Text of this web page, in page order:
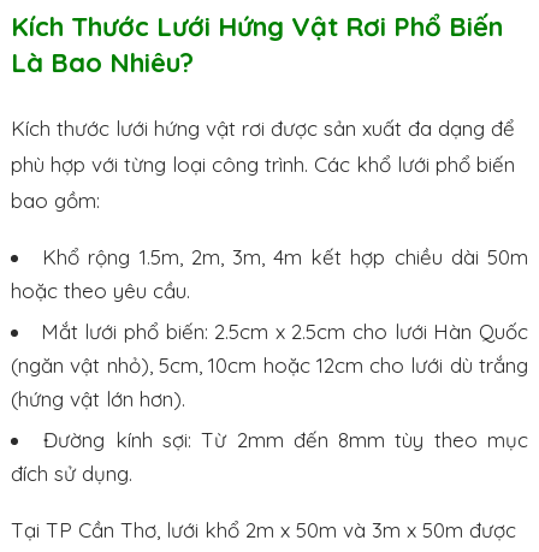
Kích Thước Lưới Hứng Vật Rơi Phổ Biến
Là Bao Nhiêu?
Kích thước lưới hứng vật rơi được sản xuất đa dạng để
phù hợp với từng loại công trình. Các khổ lưới phổ biến
bao gồm:
Khổ rộng 1.5m, 2m, 3m, 4m kết hợp chiều dài 50m
hoặc theo yêu cầu.
Mắt lưới phổ biến: 2.5cm x 2.5cm cho lưới Hàn Quốc
(ngăn vật nhỏ), 5cm, 10cm hoặc 12cm cho lưới dù trắng
(hứng vật lớn hơn).
Đường kính sợi: Từ 2mm đến 8mm tùy theo mục
đích sử dụng.
Tại TP Cần Thơ, lưới khổ 2m x 50m và 3m x 50m được